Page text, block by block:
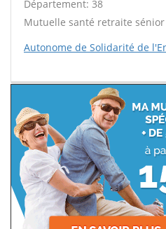
Département: 38
Mutuelle santé retraite sénior
Autonome de Solidarité de